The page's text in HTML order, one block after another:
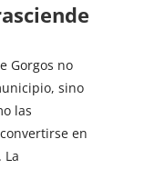
Gorgos no
sino
las
en